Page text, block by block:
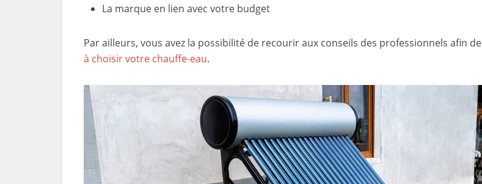
La marque en lien avec votre budget
Par ailleurs, vous avez la possibilité de recourir aux conseils des professionnels afin de
à choisir votre chauffe-eau.